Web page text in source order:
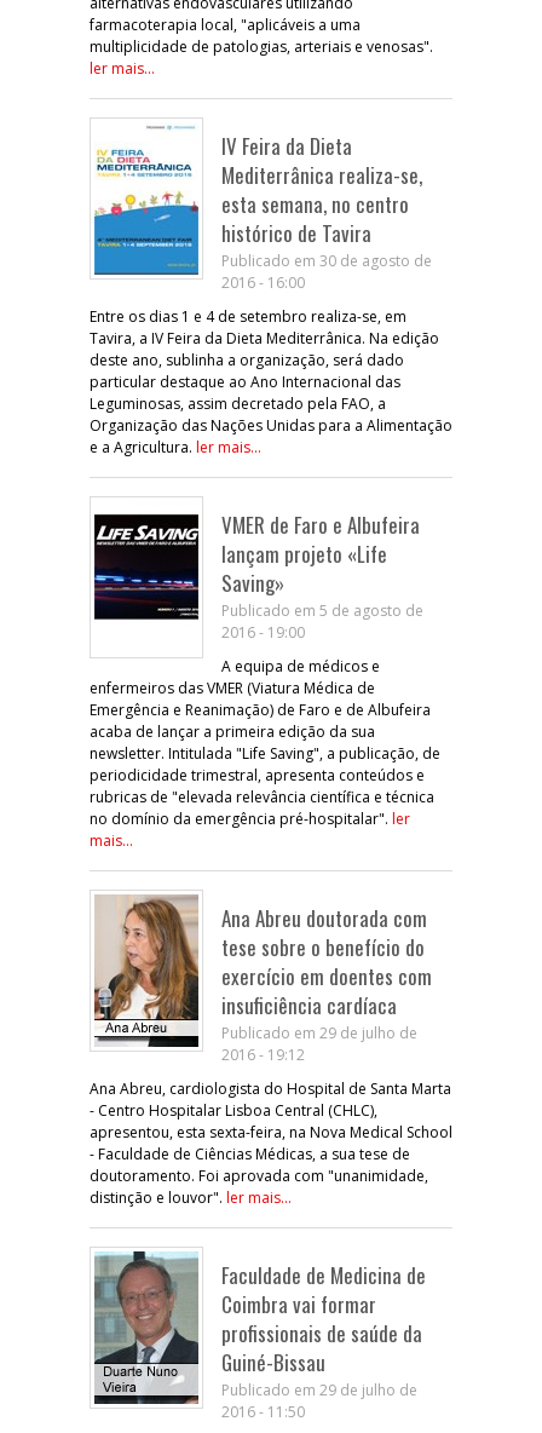
farmacoterapia local, "aplicáveis a uma
multiplicidade de patologias, arteriais e venosas".
ler mais...
IV Feira da Dieta
Mediterrânica realiza-se,
esta semana, no centro
histórico de Tavira
Publicado em 30 de agosto de
2016 - 16:00
Entre os dias 1 e 4 de setembro realiza-se, em
Tavira, a IV Feira da Dieta Mediterrânica. Na edição
deste ano, sublinha a organização, será dado
particular destaque ao Ano Internacional das
Leguminosas, assim decretado pela FAO, a
Organização das Nações Unidas para a Alimentação
e a Agricultura. ler mais...
VMER de Faro e Albufeira
lançam projeto «Life
Saving»
Publicado em 5 de agosto de
2016 - 19:00
A equipa de médicos e
enfermeiros das VMER (Viatura Médica de
Emergência e Reanimação) de Faro e de Albufeira
acaba de lançar a primeira edição da sua
newsletter. Intitulada "Life Saving", a publicação, de
periodicidade trimestral, apresenta conteúdos e
rubricas de "elevada relevância científica e técnica
no domínio da emergência pré-hospitalar". ler
mais...
Ana Abreu doutorada com
tese sobre o benefício do
exercício em doentes com
insuficiência cardíaca
Publicado em 29 de julho de
2016 - 19:12
Ana Abreu, cardiologista do Hospital de Santa Marta
- Centro Hospitalar Lisboa Central (CHLC),
apresentou, esta sexta-feira, na Nova Medical School
- Faculdade de Ciências Médicas, a sua tese de
doutoramento. Foi aprovada com "unanimidade,
distinção e louvor". ler mais...
Faculdade de Medicina de
Coimbra vai formar
profissionais de saúde da
Guiné-Bissau
Publicado em 29 de julho de
2016 - 11:50